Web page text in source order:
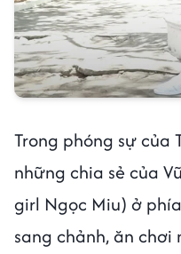
Trong phóng sự của
những chia sẻ của
girl Ngọc Miu) ở
sang chảnh, ăn